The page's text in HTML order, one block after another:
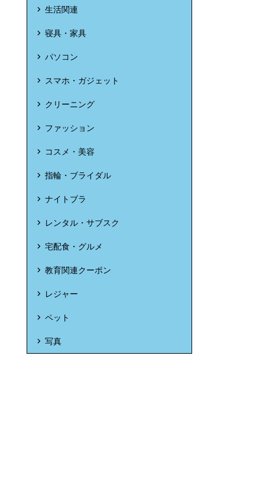
生活関連
寝具・家具
パソコン
スマホ・ガジェット
クリーニング
ファッション
コスメ・美容
指輪・ブライダル
ナイトブラ
レンタル・サブスク
宅配食・グルメ
教育関連クーポン
レジャー
ペット
写真